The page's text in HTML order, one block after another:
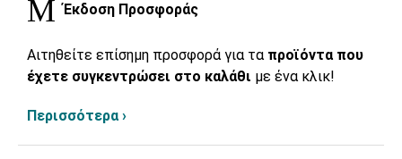
Έκδοση Προσφοράς
Αιτηθείτε επίσημη προσφορά για τα προϊόντα που
έχετε συγκεντρώσει στο καλάθι με ένα κλικ!
Περισσότερα ›